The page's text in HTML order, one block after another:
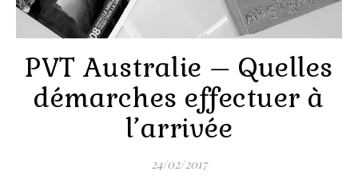
PVT Australie – Quelles
démarches effectuer à
l’arrivée
24/02/2017